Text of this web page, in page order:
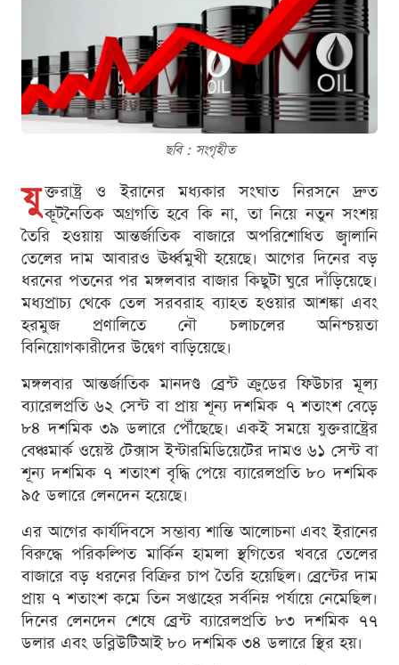
ছবি : সংগৃহীত
যু ক্তরাষ্ট্র ও ইরানের মধ্যকার সংঘাত নিরসনে দ্রুত
কূটনৈতিক অগ্রগতি হবে কি না, তা নিয়ে নতুন সংশয়
তৈরি হওয়ায় আন্তর্জাতিক বাজারে অপরিশোধিত জ্বালানি
তেলের দাম আবারও ঊর্ধ্বমুখী হয়েছে। আগের দিনের বড়
ধরনের পতনের পর মঙ্গলবার বাজার কিছুটা ঘুরে দাঁড়িয়েছে।
মধ্যপ্রাচ্য থেকে তেল সরবরাহ ব্যাহত হওয়ার আশঙ্কা এবং
হরমুজ প্রণালিতে নৌ চলাচলের অনিশ্চয়তা
বিনিয়োগকারীদের উদ্বেগ বাড়িয়েছে।
মঙ্গলবার আন্তর্জাতিক মানদণ্ড ব্রেন্ট ক্রুডের ফিউচার মূল্য
ব্যারেলপ্রতি ৬২ সেন্ট বা প্রায় শূন্য দশমিক ৭ শতাংশ বেড়ে
৮৪ দশমিক ৩৯ ডলারে পৌঁছেছে। একই সময়ে যুক্তরাষ্ট্রের
বেঞ্চমার্ক ওয়েস্ট টেক্সাস ইন্টারমিডিয়েটের দামও ৬১ সেন্ট বা
শূন্য দশমিক ৭ শতাংশ বৃদ্ধি পেয়ে ব্যারেলপ্রতি ৮০ দশমিক
৯৫ ডলারে লেনদেন হয়েছে।
এর আগের কার্যদিবসে সম্ভাব্য শান্তি আলোচনা এবং ইরানের
বিরুদ্ধে পরিকল্পিত মার্কিন হামলা স্থগিতের খবরে তেলের
বাজারে বড় ধরনের বিক্রির চাপ তৈরি হয়েছিল। ব্রেন্টের দাম
প্রায় ৭ শতাংশ কমে তিন সপ্তাহের সর্বনিম্ন পর্যায়ে নেমেছিল।
দিনের লেনদেন শেষে ব্রেন্ট ব্যারেলপ্রতি ৮৩ দশমিক ৭৭
ডলার এবং ডব্লিউটিআই ৮০ দশমিক ৩৪ ডলারে স্থির হয়।